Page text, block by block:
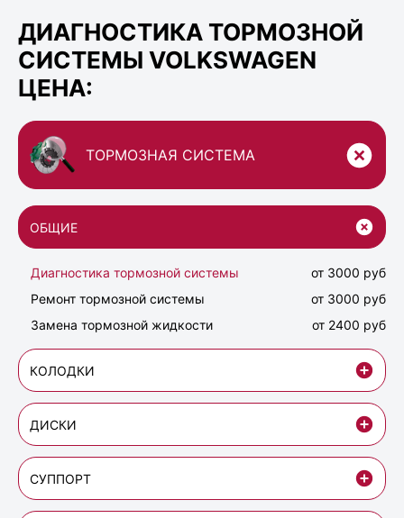
ДИАГНОСТИКА ТОРМОЗНОЙ
СИСТЕМЫ VOLKSWAGEN
ЦЕНА:
ТОРМОЗНАЯ СИСТЕМА
ОБЩИЕ
Диагностика тормозной системы
от 3000 руб
Ремонт тормозной системы
от 3000 руб
Замена тормозной жидкости
от 2400 руб
КОЛОДКИ
ДИСКИ
СУППОРТ